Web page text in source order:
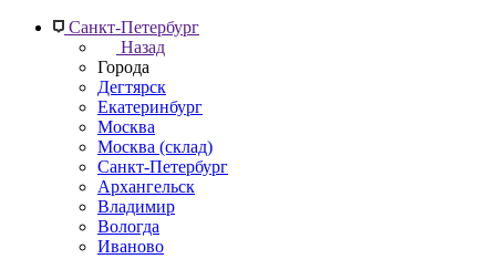
Санкт-Петербург
Назад
Города
Дегтярск
Екатеринбург
Москва
Москва (склад)
Санкт-Петербург
Архангельск
Владимир
Вологда
Иваново